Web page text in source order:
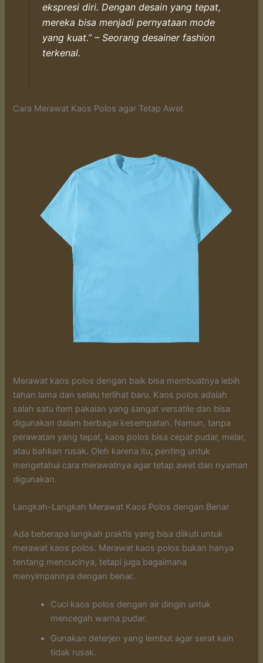
ekspresi diri. Dengan desain yang tepat,
mereka bisa menjadi pernyataan mode
yang kuat.” – Seorang desainer fashion
terkenal.
Cara Merawat Kaos Polos agar Tetap Awet
Merawat kaos polos dengan baik bisa membuatnya lebih
tahan lama dan selalu terlihat baru. Kaos polos adalah
salah satu item pakaian yang sangat versatile dan bisa
digunakan dalam berbagai kesempatan. Namun, tanpa
perawatan yang tepat, kaos polos bisa cepat pudar, melar,
atau bahkan rusak. Oleh karena itu, penting untuk
mengetahui cara merawatnya agar tetap awet dan nyaman
digunakan.
Langkah-Langkah Merawat Kaos Polos dengan Benar
Ada beberapa langkah praktis yang bisa diikuti untuk
merawat kaos polos. Merawat kaos polos bukan hanya
tentang mencucinya, tetapi juga bagaimana
menyimpannya dengan benar.
Cuci kaos polos dengan air dingin untuk
mencegah warna pudar.
Gunakan deterjen yang lembut agar serat kain
tidak rusak.